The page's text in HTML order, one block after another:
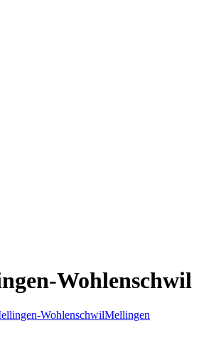
Wohlenschwil
WohlenschwilMellingen